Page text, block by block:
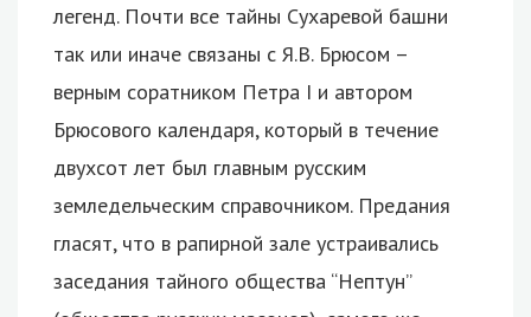
легенд. Почти все тайны Сухаревой башни
так или иначе связаны с Я.В. Брюсом –
верным соратником Петра I и автором
Брюсового календаря, который в течение
двухсот лет был главным русским
земледельческим справочником. Предания
гласят, что в рапирной зале устраивались
заседания тайного общества “Нептун”